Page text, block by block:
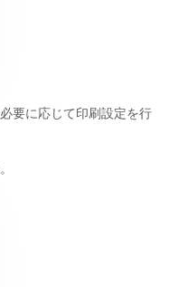
要に応じて印刷設定を行